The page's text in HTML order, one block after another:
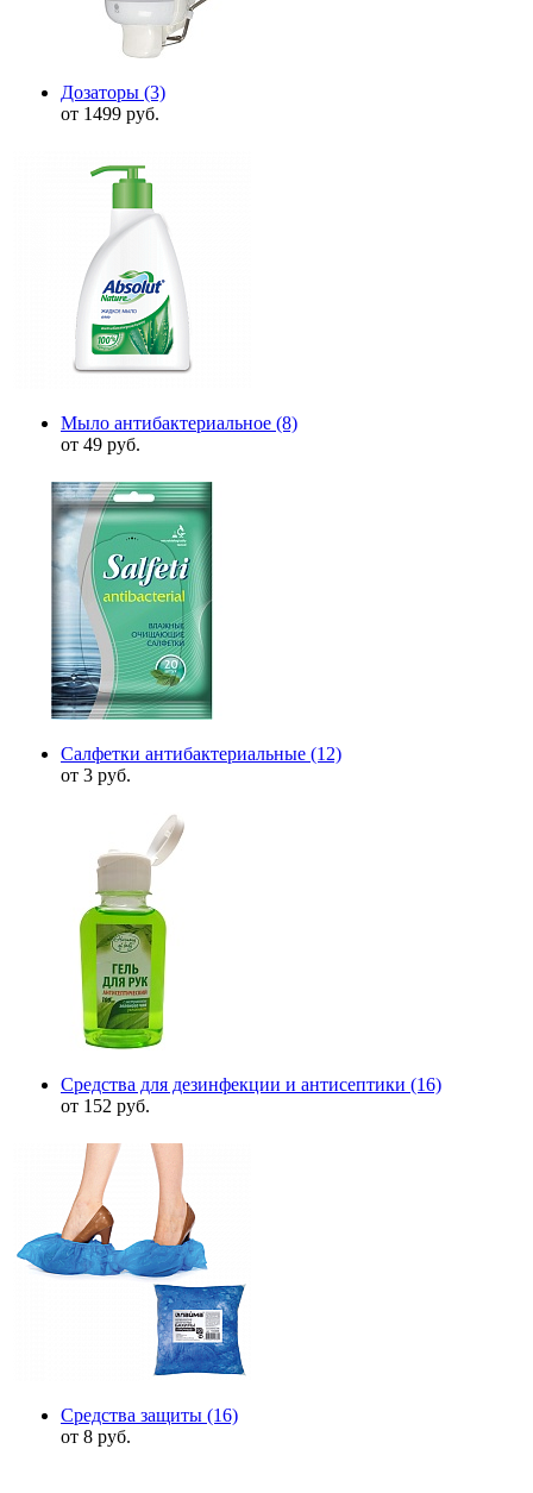
Дозаторы (3)
от 1499 руб.
Мыло антибактериальное (8)
от 49 руб.
Салфетки антибактериальные (12)
от 3 руб.
Средства для дезинфекции и антисептики (16)
от 152 руб.
Средства защиты (16)
от 8 руб.